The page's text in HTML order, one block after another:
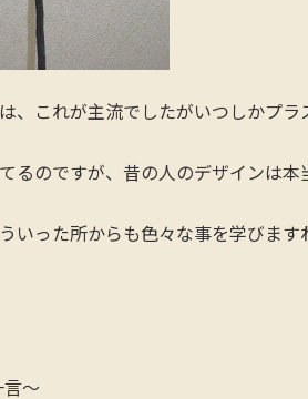
、これが主流でしたがいつしかプラ
るのですが、昔の人のデザインは本
いった所からも色々な事を学びます
～